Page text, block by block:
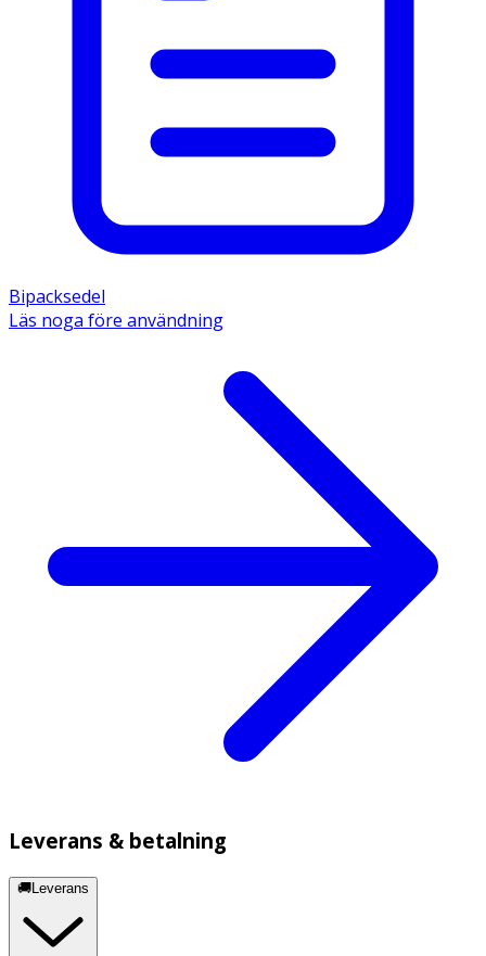
Bipacksedel
Läs noga före användning
Leverans & betalning
🚚Leverans